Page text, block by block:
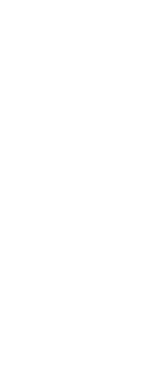
visites et
les lieux
qui ont façonné
travers des